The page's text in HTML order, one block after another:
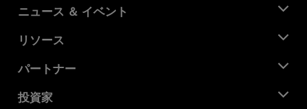
AMD について
企業責任
キャリア
お問い合わせ
ニュース ＆ イベント
ニュースルーム
メディア ライブラリ
リソース
デベロッパー セントラル
ケース スタディ
パートナー
AMD パートナー ハブ
投資家